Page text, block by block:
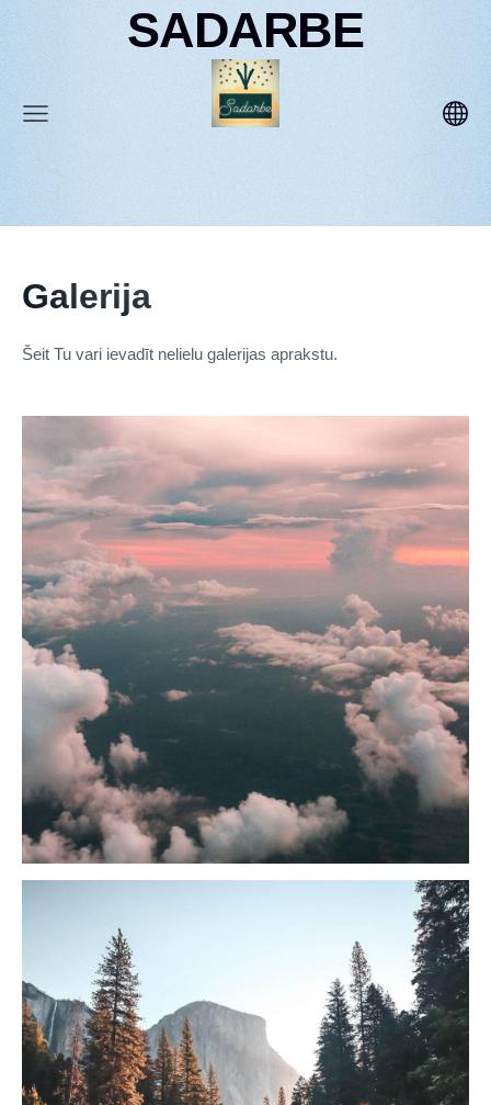
SADARBE
Galerija
Šeit Tu vari ievadīt nelielu galerijas aprakstu.